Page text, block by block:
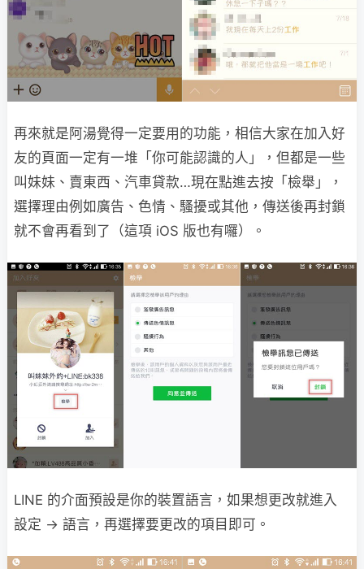
再來就是阿湯覺得一定要用的功能，相信大家在加入好
友的頁面一定有一堆「你可能認識的人」，但都是一些
叫妹妹、賣東西、汽車貸款…現在點進去按「檢舉」，
選擇理由例如廣告、色情、騷擾或其他，傳送後再封鎖
就不會再看到了（這項 iOS 版也有囉）。
LINE 的介面預設是你的裝置語言，如果想更改就進入
設定 → 語言，再選擇要更改的項目即可。